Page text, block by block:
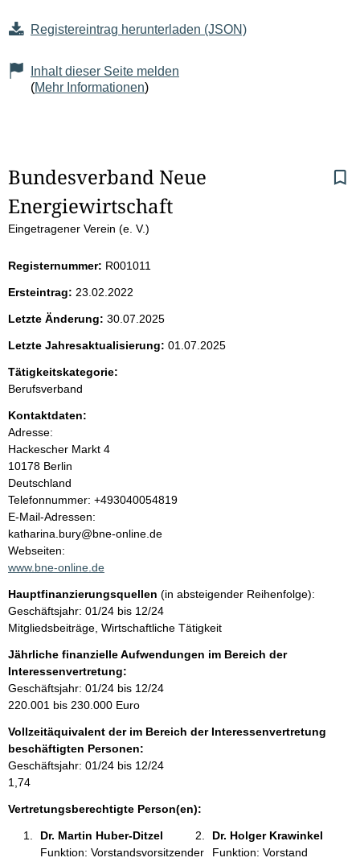
Registereintrag herunterladen (JSON)
Inhalt dieser Seite melden
(Mehr Informationen)
S
e
t
e
n
i
n
h
a
l
t
Bundesverband Neue
Energiewirtschaft
Eingetragener Verein (e. V.)
Registernummer: R001011
Ersteintrag: 23.02.2022
Letzte Änderung: 30.07.2025
Letzte Jahresaktualisierung: 01.07.2025
Tätigkeitskategorie:
Berufsverband
Kontaktdaten:
Adresse:
Hackescher Markt 4
10178 Berlin
Deutschland
K
o
n
t
a
t
i
n
f
o
r
m
t
i
o
n
e
Telefonnummer: +493040054819
E-Mail-Adressen:
katharina.bury@bne-online.de
Webseiten:
www.bne-online.de
Hauptfinanzierungsquellen (in absteigender Reihenfolge):
Geschäftsjahr: 01/24 bis 12/24
Mitgliedsbeiträge, Wirtschaftliche Tätigkeit
Jährliche finanzielle Aufwendungen im Bereich der
Interessenvertretung:
Geschäftsjahr: 01/24 bis 12/24
220.001 bis 230.000 Euro
Vollzeitäquivalent der im Bereich der Interessenvertretung
beschäftigten Personen:
Geschäftsjahr: 01/24 bis 12/24
1,74
Vertretungsberechtigte Person(en):
Dr. Martin Huber-Ditzel
Funktion: Vorstandsvorsitzender
Dr. Holger Krawinkel
Funktion: Vorstand